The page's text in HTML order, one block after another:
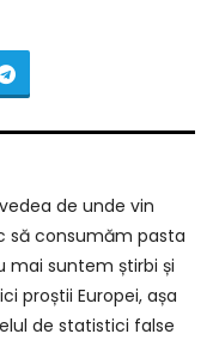
de unde vin
să consumăm pasta
mai suntem știrbi și
proștii Europei, așa
de statistici false